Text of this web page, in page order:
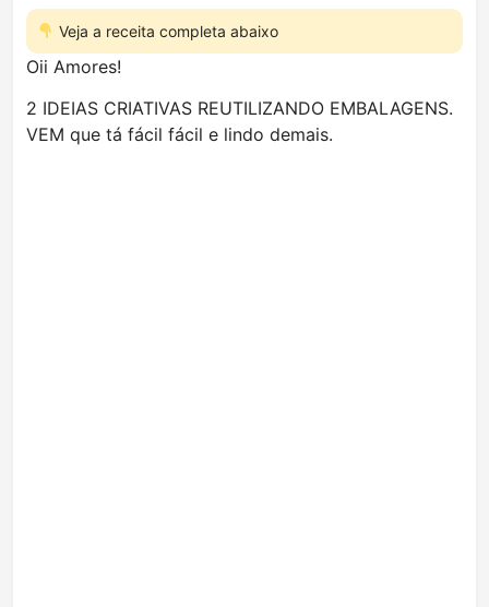
Veja a receita completa abaixo
Oii Amores!
2 IDEIAS CRIATIVAS REUTILIZANDO EMBALAGENS.
VEM que tá fácil fácil e lindo demais.